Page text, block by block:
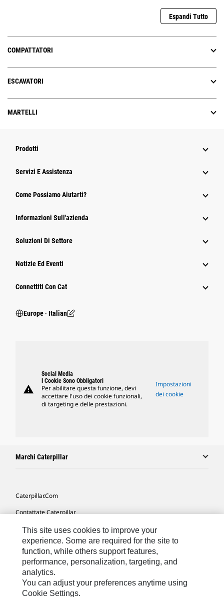
Espandi Tutto
COMPATTATORI
ESCAVATORI
MARTELLI
Prodotti
Servizi E Assistenza
Come Possiamo Aiutarti?
Informazioni Sull'azienda
Soluzioni Di Settore
Notizie Ed Eventi
Connettiti Con Cat
Europe ‧ Italian
warning
Social Media
I Cookie Sono Obbligatori
Per abilitare questa funzione, devi
accettare l'uso dei cookie funzionali,
di targeting e delle prestazioni.
Impostazioni
dei cookie
Marchi Caterpillar
Caterpillar.com
Contattate Caterpillar
Le Mie Preferenze Di Marketing
Mappa Del Sito
Cookie Settings
Informazioni Legali
Tutela Della Privacy
This site uses cookies to improve your
experience. Some are required for the site to
function, while others support features,
performance, personalization, targeting, and
analytics.
You can adjust your preferences anytime using
Cookie Settings.